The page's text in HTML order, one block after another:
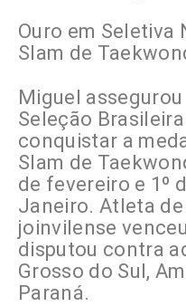
Ouro em Seletiva
Slam de
Miguel
Seleção
conquistar a
Slam de
de fevereiro e 1º
Janeiro. Atleta
joinvilense
disputou contra
Grosso do Sul,
Paraná.